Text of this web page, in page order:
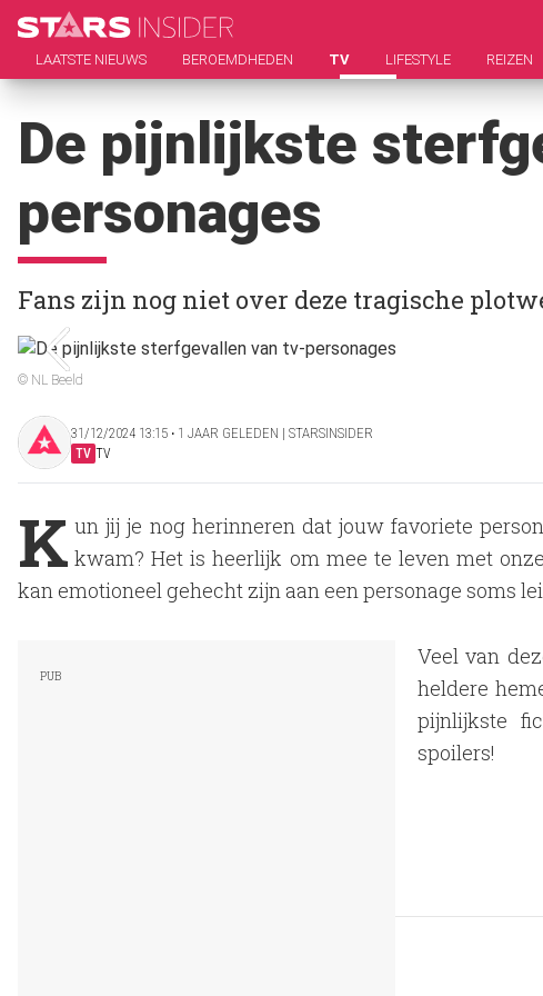
LAATSTE NIEUWS BEROEMDHEDEN TV LIFESTYLE REIZEN
De pijnlijkste
personages
Fans zijn nog niet over deze tragische
© NL Beeld
31/12/2024 13:15 ‧ 1 JAAR GELEDEN | STARSINSIDER
TV TV
K un jij je nog herinneren dat jouw favoriete
kwam? Het is heerlijk om mee te leven met
kan emotioneel gehecht zijn aan een personage soms
Veel van
heldere
pijnlijkste
spoilers!